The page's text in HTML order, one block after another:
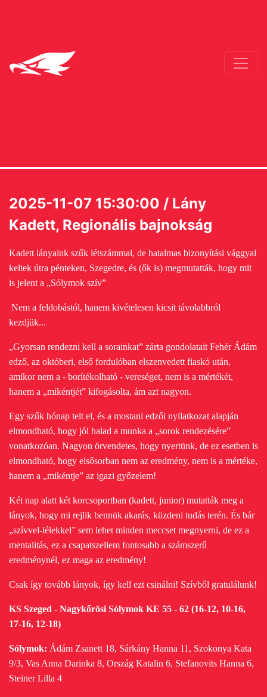
2025-11-07 15:30:00 / Lány
Kadett, Regionális bajnokság
Kadett lányaink szűk létszámmal, de hatalmas bizonyítási vággyal
keltek útra pénteken, Szegedre, és (ők is) megmutatták, hogy mit
is jelent a „Sólymok szív”
Nem a feldobástól, hanem kivételesen kicsit távolabbról
kezdjük...
„Gyorsan rendezni kell a sorainkat” zárta gondolatait Fehér Ádám
edző, az októberi, első fordulóban elszenvedett fiaskó után,
amikor nem a - borítékolható - vereséget, nem is a mértékét,
hanem a „mikéntjét” kifogásolta, ám azt nagyon.
Egy szűk hónap telt el, és a mostani edzői nyilatkozat alapján
elmondható, hogy jól halad a munka a „sorok rendezésére”
vonatkozóan. Nagyon örvendetes, hogy nyertünk, de ez esetben is
elmondható, hogy elsősorban nem az eredmény, nem is a mértéke,
hanem a „mikéntje” az igazi győzelem!
Két nap alatt két korcsoportban (kadett, junior) mutatták meg a
lányok, hogy mi rejlik bennük akarás, küzdeni tudás terén. És bár
„szívvel-lélekkel” sem lehet minden meccset megnyerni, de ez a
mentalitás, ez a csapatszellem fontosabb a számszerű
eredménynél, ez maga az eredmény!
Csak így tovább lányok, így kell ezt csinálni! Szívből gratulálunk!
KS Szeged - Nagykőrösi Sólymok KE 55 - 62 (16-12, 10-16,
17-16, 12-18)
Sólymok: Ádám Zsanett 18, Sárkány Hanna 11, Szokonya Kata
9/3, Vas Anna Darinka 8, Ország Katalin 6, Stefanovits Hanna 6,
Steiner Lilla 4